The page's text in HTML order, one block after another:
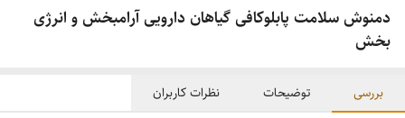
دمنوش سلامت پابلوکافی گیاهان دارویی آرامبخش و انرژی
بخش
بررسی توضیحات نظرات کاربران